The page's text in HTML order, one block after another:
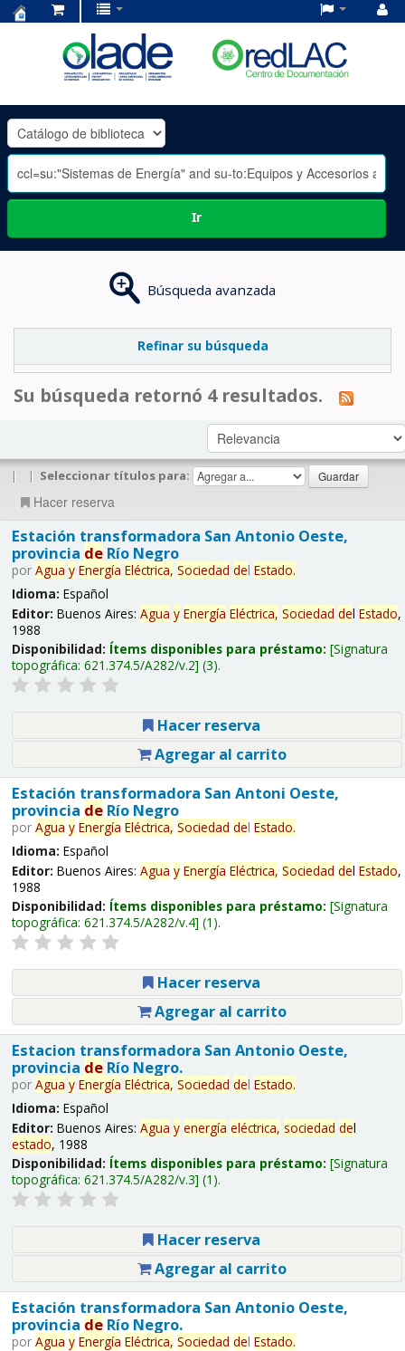
OLADE
-
Ir
Búsqueda avanzada
Refinar su búsqueda
Su búsqueda retornó 4 resultados.
| | Seleccionar títulos para:
Hacer reserva
Estación transformadora San Antonio Oeste,
provincia deRío Negro
por Agua y Energía Eléctrica, Sociedad del Estado.
Idioma: Español
Editor: Buenos Aires: Agua y Energía Eléctrica, Sociedad del Estado,
1988
Disponibilidad: Ítems disponibles para préstamo: Signatura
topográfica: 621.374.5/A282/v.2 (3).
Hacer reserva
Agregar al carrito
Estación transformadora San Antoni Oeste,
provincia deRío Negro
por Agua y Energía Eléctrica, Sociedad del Estado.
Idioma: Español
Editor: Buenos Aires: Agua y Energía Eléctrica, Sociedad del Estado,
1988
Disponibilidad: Ítems disponibles para préstamo: Signatura
topográfica: 621.374.5/A282/v.4 (1).
Hacer reserva
Agregar al carrito
Estacion transformadora San Antonio Oeste,
provincia deRío Negro.
por Agua y Energía Eléctrica, Sociedad del Estado.
Idioma: Español
Editor: Buenos Aires: Agua y energía eléctrica, sociedad del
estado, 1988
Disponibilidad: Ítems disponibles para préstamo: Signatura
topográfica: 621.374.5/A282/v.3 (1).
Hacer reserva
Agregar al carrito
Estación transformadora San Antonio Oeste,
provincia deRío Negro.
por Agua y Energía Eléctrica, Sociedad del Estado.